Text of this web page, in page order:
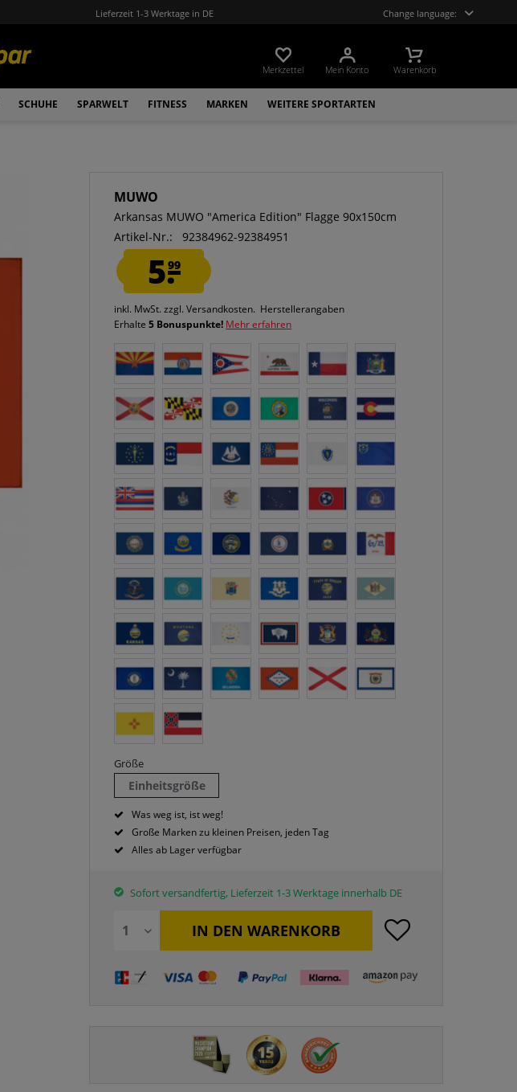
Lieferzeit 1-3 Werktage in DE Change language:
Merkzettel Mein Konto Warenkorb
SCHUHE SPARWELT FITNESS MARKEN WEITERE SPORTARTEN
MUWO
Arkansas MUWO "America Edition" Flagge 90x150cm
Artikel-Nr.:
92384962-92384951
5.99
inkl. MwSt.zzgl. Versandkosten. Herstellerangaben
Erhalte5 Bonuspunkte! Mehr erfahren
Größe
Einheitsgröße
Was weg ist, ist weg!
Große Marken zu kleinen Preisen, jeden Tag
Alles ab Lager verfügbar
Sofort versandfertig, Lieferzeit 1-3 Werktage innerhalb DE
IN DEN WARENKORB